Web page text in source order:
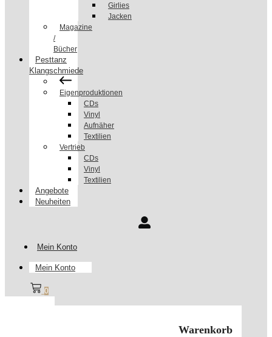
Girlies
Jacken
Magazine
/
Bücher
Pesttanz
Klangschmiede
Eigenproduktionen
CDs
Vinyl
Aufnäher
Textilien
Vertrieb
CDs
Vinyl
Textilien
Angebote
Neuheiten
Mein Konto
Mein Konto
0
Warenkorb